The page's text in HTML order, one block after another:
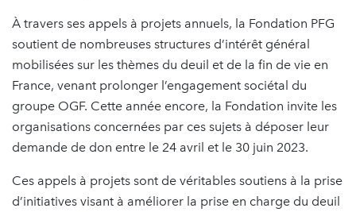
À travers ses appels à projets annuels, la Fondation PFG
soutient de nombreuses structures d’intérêt général
mobilisées sur les thèmes du deuil et de la fin de vie en
France, venant prolonger l’engagement sociétal du
groupe OGF. Cette année encore, la Fondation invite les
organisations concernées par ces sujets à déposer leur
demande de don entre le 24 avril et le 30 juin 2023.
Ces appels à projets sont de véritables soutiens à la prise
d’initiatives visant à améliorer la prise en charge du deuil